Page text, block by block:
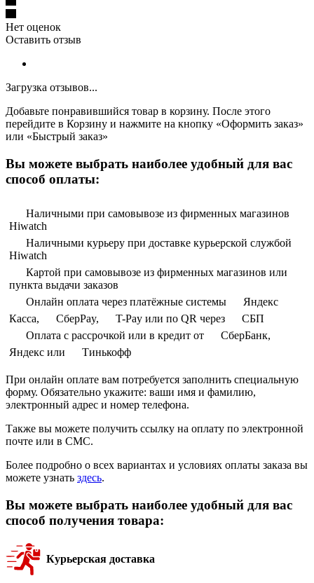
Нет оценок
Оставить отзыв
Загрузка отзывов...
Добавьте понравившийся товар в корзину. После этого
перейдите в Корзину и нажмите на кнопку «Оформить заказ»
или «Быстрый заказ»
Вы можете выбрать наиболее удобный для вас
способ оплаты:
Наличными при самовывозе из фирменных магазинов
Hiwatch
Наличными курьеру при доставке курьерской службой
Hiwatch
Картой при самовывозе из фирменных магазинов или
пункта выдачи заказов
Онлайн оплата через платёжные системы
Яндекс
Касса,
СберPay, T-Pay или по QR через
СБП
Оплата с рассрочкой или в кредит от
СберБанк,
Яндекс или
Тинькофф
При онлайн оплате вам потребуется заполнить специальную
форму. Обязательно укажите: ваши имя и фамилию,
электронный адрес и номер телефона.
Также вы можете получить ссылку на оплату по электронной
почте или в СМС.
Более подробно о всех вариантах и условиях оплаты заказа вы
можете узнать здесь.
Вы можете выбрать наиболее удобный для вас
способ получения товара:
Курьерская доставка